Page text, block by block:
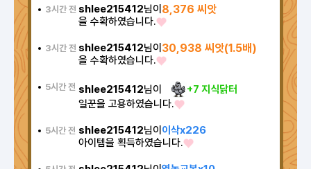
3시간 전 shlee215412님이 8,376 씨앗
을 수확하였습니다.
3시간 전 shlee215412님이 30,938 씨앗(1.5배)
을 수확하였습니다.
5시간 전 shlee215412님이
+7 지식닭터
일꾼을 고용하였습니다.
5시간 전 shlee215412님이 이삭x226
아이템을 획득하였습니다.